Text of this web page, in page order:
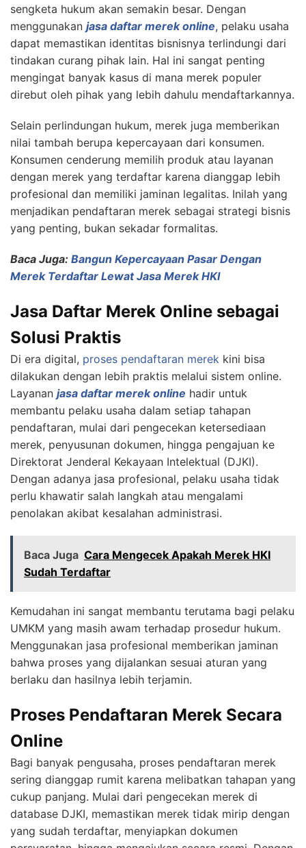
sengketa hukum akan semakin besar. Dengan
menggunakan jasa daftar merek online, pelaku usaha
dapat memastikan identitas bisnisnya terlindungi dari
tindakan curang pihak lain. Hal ini sangat penting
mengingat banyak kasus di mana merek populer
direbut oleh pihak yang lebih dahulu mendaftarkannya.
Selain perlindungan hukum, merek juga memberikan
nilai tambah berupa kepercayaan dari konsumen.
Konsumen cenderung memilih produk atau layanan
dengan merek yang terdaftar karena dianggap lebih
profesional dan memiliki jaminan legalitas. Inilah yang
menjadikan pendaftaran merek sebagai strategi bisnis
yang penting, bukan sekadar formalitas.
Baca Juga: Bangun Kepercayaan Pasar Dengan
Merek Terdaftar Lewat Jasa Merek HKI
Jasa Daftar Merek Online sebagai
Solusi Praktis
Di era digital, proses pendaftaran merek kini bisa
dilakukan dengan lebih praktis melalui sistem online.
Layanan jasa daftar merek online hadir untuk
membantu pelaku usaha dalam setiap tahapan
pendaftaran, mulai dari pengecekan ketersediaan
merek, penyusunan dokumen, hingga pengajuan ke
Direktorat Jenderal Kekayaan Intelektual (DJKI).
Dengan adanya jasa profesional, pelaku usaha tidak
perlu khawatir salah langkah atau mengalami
penolakan akibat kesalahan administrasi.
Baca Juga Cara Mengecek Apakah Merek HKI
Sudah Terdaftar
Kemudahan ini sangat membantu terutama bagi pelaku
UMKM yang masih awam terhadap prosedur hukum.
Menggunakan jasa profesional memberikan jaminan
bahwa proses yang dijalankan sesuai aturan yang
berlaku dan hasilnya lebih terjamin.
Proses Pendaftaran Merek Secara
Online
Bagi banyak pengusaha, proses pendaftaran merek
sering dianggap rumit karena melibatkan tahapan yang
cukup panjang. Mulai dari pengecekan merek di
database DJKI, memastikan merek tidak mirip dengan
yang sudah terdaftar, menyiapkan dokumen